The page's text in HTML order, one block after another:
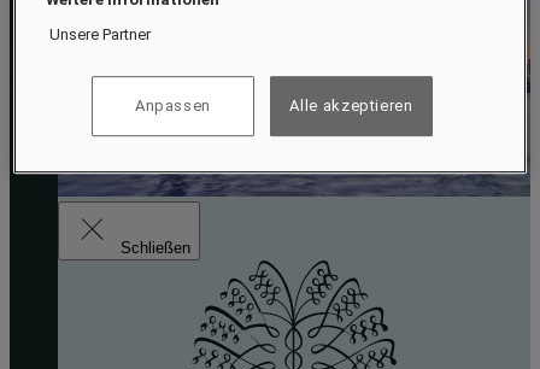
Schließen
Unsere Partner
Anpassen Alle akzeptieren